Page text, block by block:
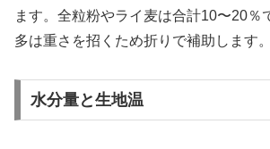
ます。全粒粉やライ麦は合計10〜20％
多は重さを招くため折りで補助します。
水分量と生地温